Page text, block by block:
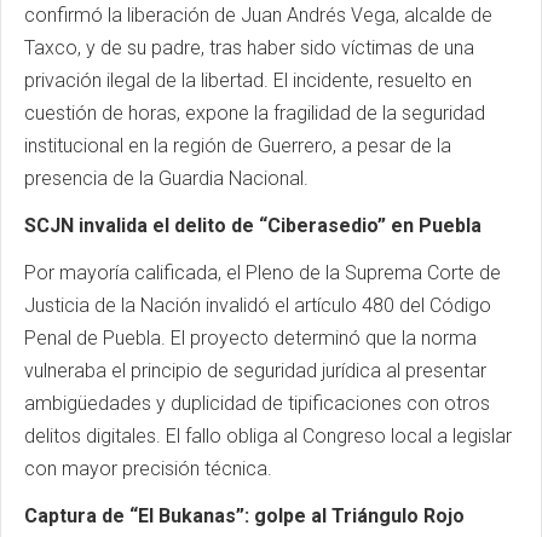
confirmó la liberación de Juan Andrés Vega, alcalde de
Taxco, y de su padre, tras haber sido víctimas de una
privación ilegal de la libertad. El incidente, resuelto en
cuestión de horas, expone la fragilidad de la seguridad
institucional en la región de Guerrero, a pesar de la
presencia de la Guardia Nacional.
SCJN invalida el delito de “Ciberasedio” en Puebla
Por mayoría calificada, el Pleno de la Suprema Corte de
Justicia de la Nación invalidó el artículo 480 del Código
Penal de Puebla. El proyecto determinó que la norma
vulneraba el principio de seguridad jurídica al presentar
ambigüedades y duplicidad de tipificaciones con otros
delitos digitales. El fallo obliga al Congreso local a legislar
con mayor precisión técnica.
Captura de “El Bukanas”: golpe al Triángulo Rojo